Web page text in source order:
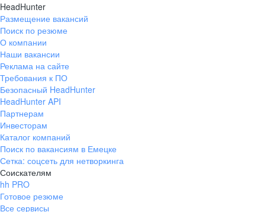
HeadHunter
Размещение вакансий
Поиск по резюме
О компании
Наши вакансии
Реклама на сайте
Требования к ПО
Безопасный HeadHunter
HeadHunter API
Партнерам
Инвесторам
Каталог компаний
Поиск по вакансиям в Емецке
Сетка: соцсеть для нетворкинга
Соискателям
hh PRO
Готовое резюме
Все сервисы